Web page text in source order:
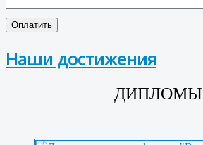
Наши достижения
ДИПЛОМЫ